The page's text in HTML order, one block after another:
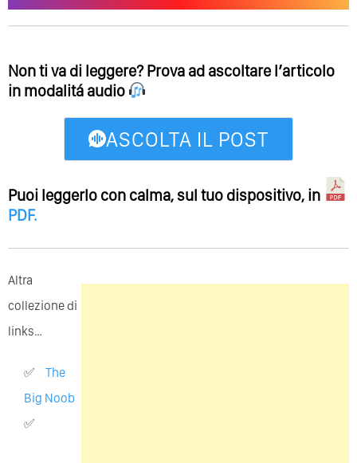
Non ti va di leggere? Prova ad ascoltare l’articolo
in modalitá audio
ASCOLTA IL POST
Puoi leggerlo con calma, sul tuo dispositivo, in
PDF.
Altra
collezione di
links…
The
Big Noob